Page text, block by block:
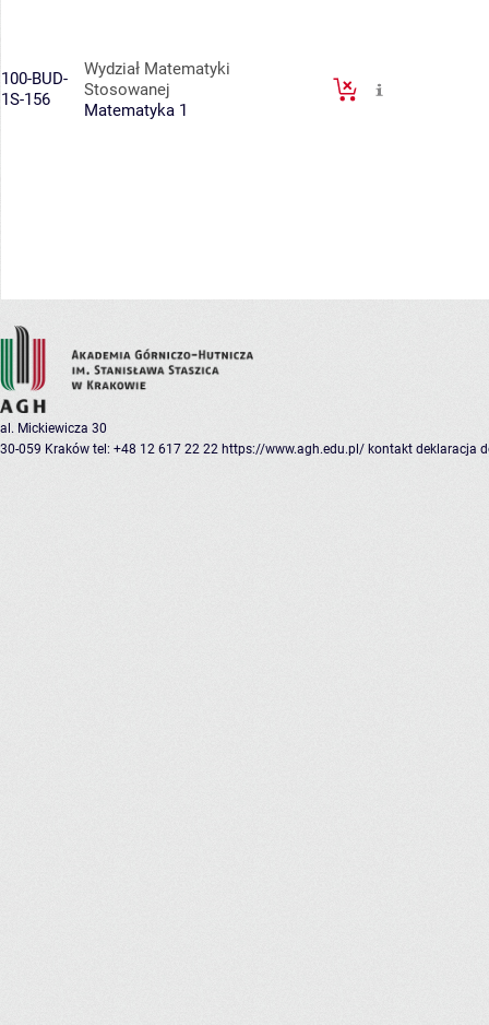
100-BUD-
1S-156
Wydział Matematyki
Stosowanej
Matematyka 1
al. Mickiewicza 30
30-059 Kraków tel: +48 12 617 22 22 https://www.agh.edu.pl/ kontakt deklaracja